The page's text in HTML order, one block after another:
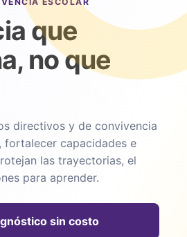
que
no que
directivos y de convivencia
fortalecer capacidades e
las trayectorias, el
para aprender.
sin costo